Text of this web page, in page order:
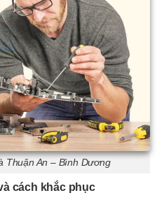
Thuận An – Bình Dương
cách khắc phục